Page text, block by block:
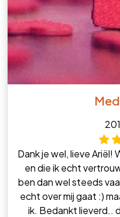
Dank je wel, lieve Ariël!
en die ik echt
ben dan wel steeds
echt over mij gaat :)
ik. Bedankt lieverd..